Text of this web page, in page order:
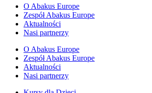
O Abakus Europe
Zespół Abakus Europe
Aktualności
Nasi partnerzy
O Abakus Europe
Zespół Abakus Europe
Aktualności
Nasi partnerzy